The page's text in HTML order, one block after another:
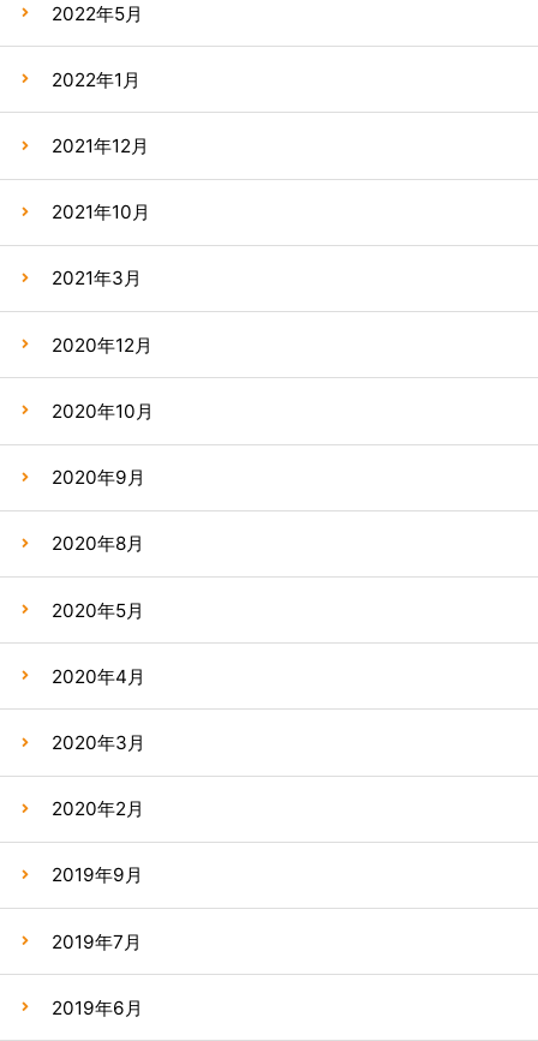
2022年5月
2022年1月
2021年12月
2021年10月
2021年3月
2020年12月
2020年10月
2020年9月
2020年8月
2020年5月
2020年4月
2020年3月
2020年2月
2019年9月
2019年7月
2019年6月